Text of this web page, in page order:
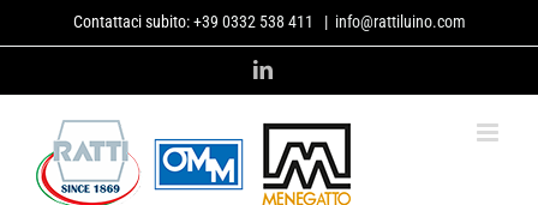
Contattaci subito:+39 0332 538 411 | info@rattiluino.com
LinkedIn